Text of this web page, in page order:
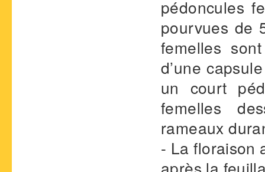
pédoncules
pourvues de
femelles
d’une
un court
femelles
rameaux
- La floraison
après la